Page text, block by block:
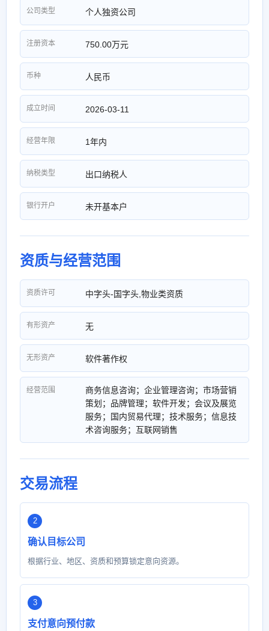
公司类型 个人独资公司
注册资本 750.00万元
币种 人民币
成立时间 2026-03-11
经营年限 1年内
纳税类型 出口纳税人
银行开户 未开基本户
资质与经营范围
资质许可 中字头-国字头,物业类资质
有形资产 无
无形资产 软件著作权
经营范围
商务信息咨询；企业管理咨询；市场营销
策划；品牌管理；软件开发；会议及展览
服务；国内贸易代理；技术服务；信息技
术咨询服务；互联网销售
交易流程
确认目标公司
根据行业、地区、资质和预算锁定意向资源。
支付意向预付款